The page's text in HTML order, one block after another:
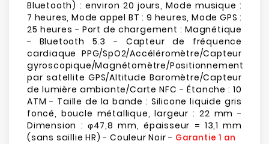
Bluetooth) : environ 20 jours, Mode musique :
7 heures, Mode appel BT : 9 heures, Mode GPS :
25 heures - Port de chargement : Magnétique
- Bluetooth 5.3 - Capteur de fréquence
cardiaque PPG/SpO2/Accéléromètre/Capteur
gyroscopique/Magnétomètre/Positionnement
par satellite GPS/Altitude Baromètre/Capteur
de lumière ambiante/Carte NFC - Étanche : 10
ATM - Taille de la bande : Silicone liquide gris
foncé, boucle métallique, largeur : 22 mm -
Dimension : φ47,8 mm, épaisseur = 13,1 mm
(sans saillie HR) - Couleur Noir - Garantie 1 an